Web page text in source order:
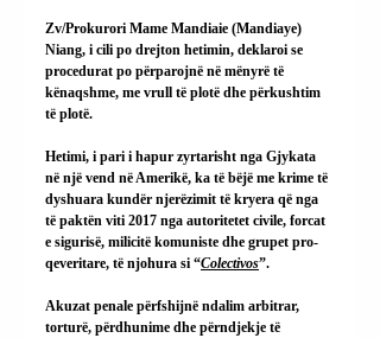
Zv/Prokurori Mame Mandiaie (Mandiaye)
Niang, i cili po drejton hetimin, deklaroi se
procedurat po përparojnë në mënyrë të
kënaqshme, me vrull të plotë dhe përkushtim
të plotë.
Hetimi, i pari i hapur zyrtarisht nga Gjykata
në një vend në Amerikë, ka të bëjë me krime të
dyshuara kundër njerëzimit të kryera që nga
të paktën viti 2017 nga autoritetet civile, forcat
e sigurisë, milicitë komuniste dhe grupet pro-
qeveritare, të njohura si “Colectivos”.
Akuzat penale përfshijnë ndalim arbitrar,
torturë, përdhunime dhe përndjekje të